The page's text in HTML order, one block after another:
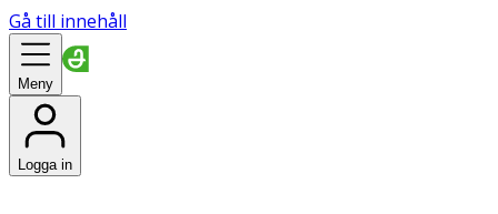
Gå till innehåll
Meny
Logga in